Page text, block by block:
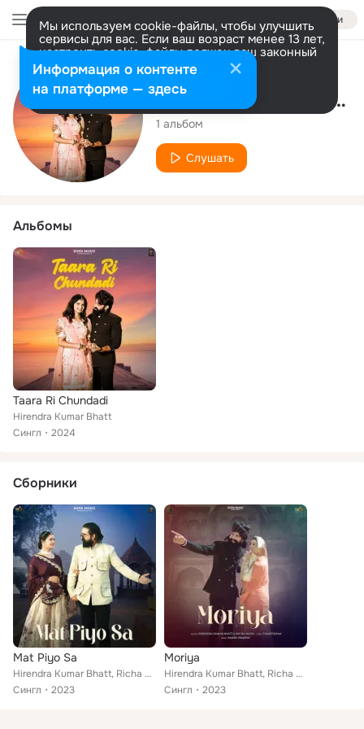
Войти
Мы используем cookie-файлы, чтобы улучшить
сервисы для вас. Если ваш возраст менее 13 лет,
настроить cookie-файлы должен ваш законный
представитель. Больше информации
Разрешить все Настроить
Исполнитель
Hirendra Kumar Bhatt
1 альбом
Слушать
Альбомы
Taara Ri Chundadi
Hirendra Kumar Bhatt
Сингл
2024
Сборники
Mat Piyo Sa
Hirendra Kumar Bhatt, Richa Sauda
Сингл
2023
Moriya
Hirendra Kumar Bhatt, Richa Sauda
Сингл
2023
Информация о контенте
на платформе — здесь